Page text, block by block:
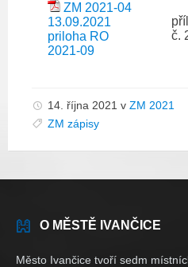
ZM 2021-04
13.09.2021
priloha RO
2021-09
č.
14. října 2021 v ZM 2021
ZM zápisy
O MĚSTĚ IVANČICE
Město Ivančice tvoří sedm